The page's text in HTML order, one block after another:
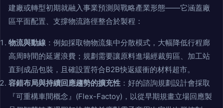
建廠或轉型初期就融入事業預測與戰略產業形態——它涵蓋廠
區平面配置、支撐物流路徑整合於製程：
物流與動線 ：例如採取物物流集中分散模式，大幅降低行程廊
高周時間的延遲浪費；規劃需要讓原料進場經裁剪區、加工站
直到成品包裝，且確設置符合B2B快返緩衝的材料超市。
容錯布局與持續回應趨勢的擴充性 ：好的諮詢規劃設計會採取
『可重構車間概念』(Flex-Factoy)，以從早期規畫立場回應製